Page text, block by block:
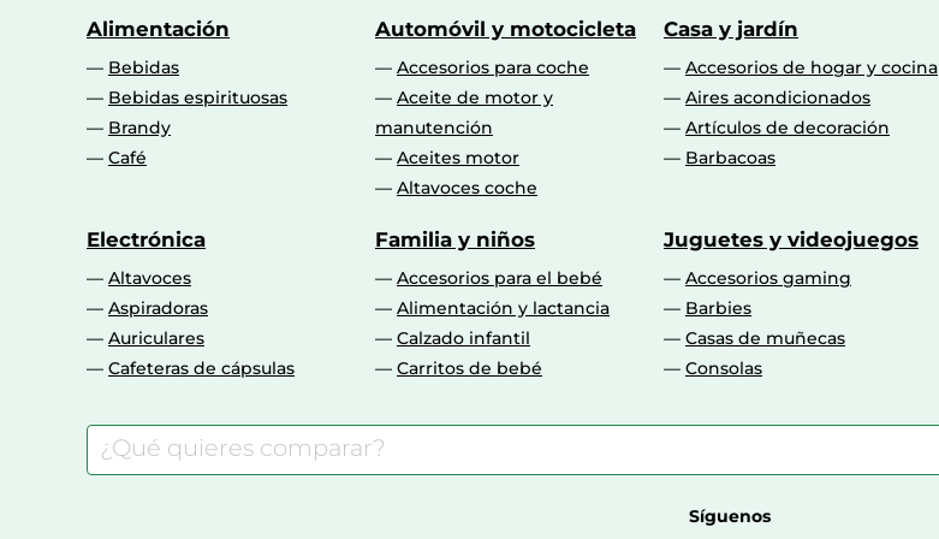
Alimentación
Bebidas
Bebidas espirituosas
Brandy
Café
Automóvil y motocicleta
Accesorios para coche
Aceite de motor y
manutención
Aceites motor
Altavoces coche
Casa y jardín
Accesorios de hogar y cocina
Aires acondicionados
Artículos de decoración
Barbacoas
Electrónica
Altavoces
Aspiradoras
Auriculares
Cafeteras de cápsulas
Familia y niños
Accesorios para el bebé
Alimentación y lactancia
Calzado infantil
Carritos de bebé
Juguetes y videojuegos
Accesorios gaming
Barbies
Casas de muñecas
Consolas
Síguenos